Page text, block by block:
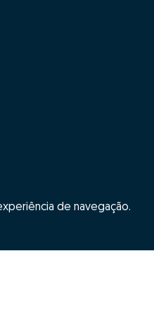
de navegação.